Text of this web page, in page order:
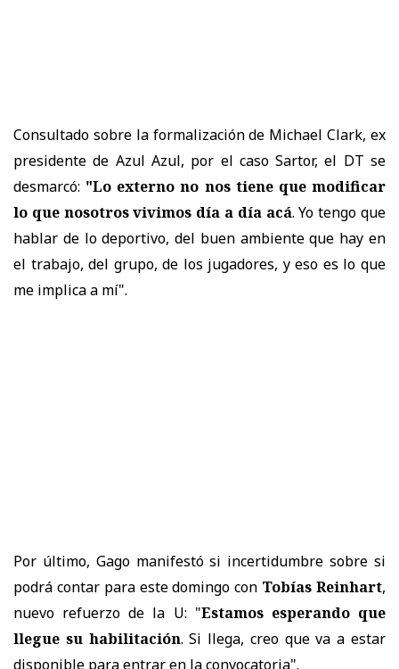
Consultado sobre la formalización de Michael Clark, ex
presidente de Azul Azul, por el caso Sartor, el DT se
desmarcó: "Lo externo no nos tiene que modificar
lo que nosotros vivimos día a día acá. Yo tengo que
hablar de lo deportivo, del buen ambiente que hay en
el trabajo, del grupo, de los jugadores, y eso es lo que
me implica a mí".
Por último, Gago manifestó si incertidumbre sobre si
podrá contar para este domingo con Tobías Reinhart,
nuevo refuerzo de la U: "Estamos esperando que
llegue su habilitación. Si llega, creo que va a estar
disponible para entrar en la convocatoria".